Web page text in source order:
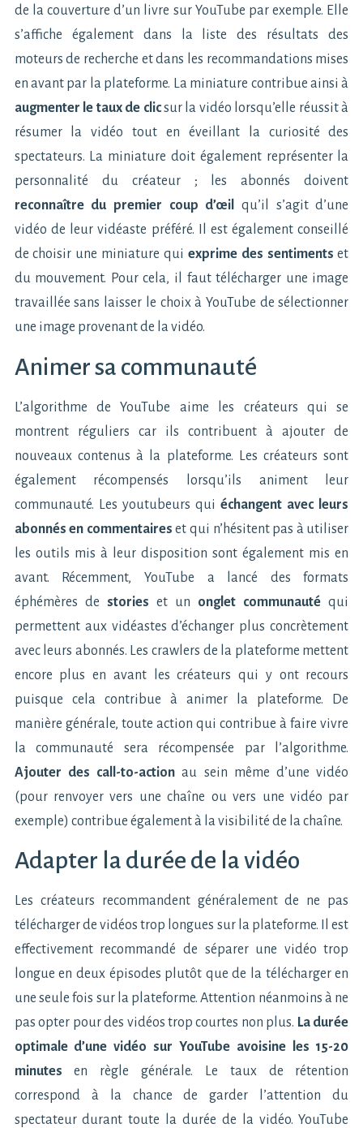
de la couverture d’un livre sur YouTube par exemple. Elle
s’affiche également dans la liste des résultats des
moteurs de recherche et dans les recommandations mises
en avant par la plateforme. La miniature contribue ainsi à
augmenter le taux de clicsur la vidéo lorsqu’elle réussit à
résumer la vidéo tout en éveillant la curiosité des
spectateurs. La miniature doit également représenter la
personnalité du créateur ; les abonnés doivent
reconnaître du premier coup d’œil
qu’il s’agit d’une
vidéo de leur vidéaste préféré. Il est également conseillé
de choisir une miniature qui exprime des sentiments et
du mouvement. Pour cela, il faut télécharger une image
travaillée sans laisser le choix à YouTube de sélectionner
une image provenant de la vidéo.
Animer sa communauté
L’algorithme de YouTube aime les créateurs qui se
montrent réguliers car ils contribuent à ajouter de
nouveaux contenus à la plateforme. Les créateurs sont
également récompensés lorsqu’ils animent leur
communauté. Les youtubeurs quiéchangent avec leurs
abonnés en commentaires et qui n’hésitent pas à utiliser
les outils mis à leur disposition sont également mis en
avant. Récemment, YouTube a lancé des formats
éphémères de stories et un onglet communauté qui
permettent aux vidéastes d’échanger plus concrètement
avec leurs abonnés. Les crawlers de la plateforme mettent
encore plus en avant les créateurs qui y ont recours
puisque cela contribue à animer la plateforme. De
manière générale, toute action qui contribue à faire vivre
la communauté sera récompensée par l’algorithme.
Ajouter des call-to-action au sein même d’une vidéo
(pour renvoyer vers une chaîne ou vers une vidéo par
exemple) contribue également à la visibilité de la chaîne.
Adapter la durée de la vidéo
Les créateurs recommandent généralement de ne pas
télécharger de vidéos trop longues sur la plateforme. Il est
effectivement recommandé de séparer une vidéo trop
longue en deux épisodes plutôt que de la télécharger en
une seule fois sur la plateforme. Attention néanmoins à ne
pas opter pour des vidéos trop courtes non plus. La durée
optimale d’une vidéo sur YouTube avoisine les 15-20
minutes en règle générale. Le taux de rétention
correspond à la chance de garder l’attention du
spectateur durant toute la durée de la vidéo. YouTube